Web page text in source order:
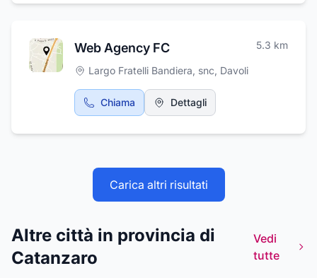
linee. Ti aspettiamo per ospitarti un ambiente
relax, affidati alle mani dei nostri professionisti
del benessere.
Web Agency FC 5.3 km
Largo Fratelli Bandiera, snc, Davoli
Chiama Dettagli
Carica altri risultati
Altre città in provincia di
Catanzaro
Vedi
tutte